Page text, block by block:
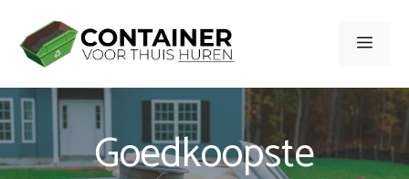
naar
inhoud
Menu
Goedkoopste